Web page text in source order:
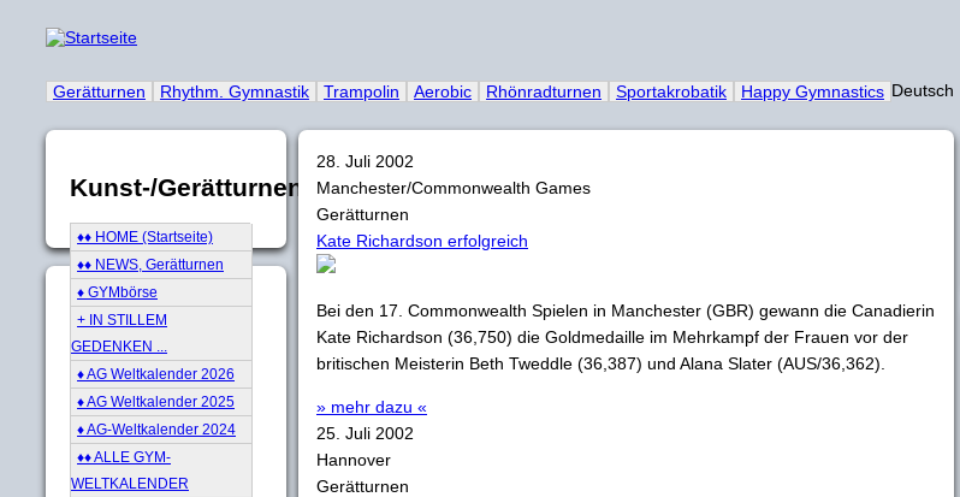
Gerätturnen Rhythm. Gymnastik Trampolin Aerobic Rhönradturnen Sportakrobatik Happy Gymnastics Deutsch
Kunst-/Gerätturnen
♦♦ HOME (Startseite)
♦♦ NEWS, Gerätturnen
♦ GYMbörse
+ IN STILLEM
GEDENKEN ...
♦ AG Weltkalender 2026
♦ AG Weltkalender 2025
♦ AG-Weltkalender 2024
♦♦ ALLE GYM-
WELTKALENDER
28. Juli 2002
Manchester/Commonwealth Games
Gerätturnen
Kate Richardson erfolgreich
Bei den 17. Commonwealth Spielen in Manchester (GBR) gewann die Canadierin
Kate Richardson (36,750) die Goldmedaille im Mehrkampf der Frauen vor der
britischen Meisterin Beth Tweddle (36,387) und Alana Slater (AUS/36,362).
» mehr dazu «
25. Juli 2002
Hannover
Gerätturnen